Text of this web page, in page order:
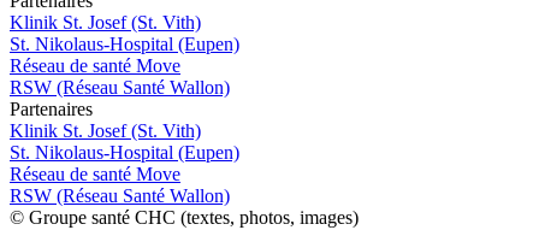
Klinik St. Josef (St. Vith)
St. Nikolaus-Hospital (Eupen)
Réseau de santé Move
RSW (Réseau Santé Wallon)
Partenaires
Klinik St. Josef (St. Vith)
St. Nikolaus-Hospital (Eupen)
Réseau de santé Move
RSW (Réseau Santé Wallon)
© Groupe santé CHC (textes, photos, images)